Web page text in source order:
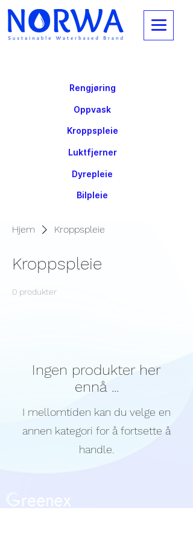
Rengjøring
Oppvask
Kroppspleie
Luktfjerner
Dyrepleie
Bilpleie
Hjem Kroppspleie
Kroppspleie
0 produkter
Ingen produkter her
ennå ...
I mellomtiden kan du velge en
annen kategori for å fortsette å
handle.